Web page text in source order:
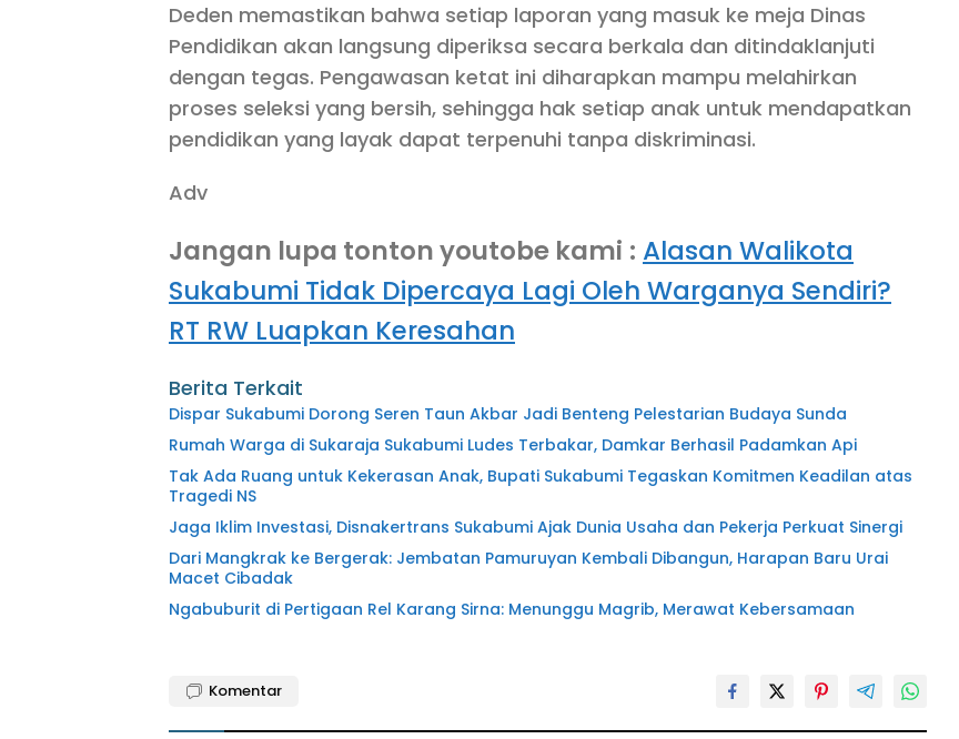
Deden memastikan bahwa setiap laporan yang masuk ke meja Dinas
Pendidikan akan langsung diperiksa secara berkala dan ditindaklanjuti
dengan tegas. Pengawasan ketat ini diharapkan mampu melahirkan
proses seleksi yang bersih, sehingga hak setiap anak untuk mendapatkan
pendidikan yang layak dapat terpenuhi tanpa diskriminasi.
Adv
Jangan lupa tonton youtobe kami : Alasan Walikota
Sukabumi Tidak Dipercaya Lagi Oleh Warganya Sendiri?
RT RW Luapkan Keresahan
Berita Terkait
Dispar Sukabumi Dorong Seren Taun Akbar Jadi Benteng Pelestarian Budaya Sunda
Rumah Warga di Sukaraja Sukabumi Ludes Terbakar, Damkar Berhasil Padamkan Api
Tak Ada Ruang untuk Kekerasan Anak, Bupati Sukabumi Tegaskan Komitmen Keadilan atas
Tragedi NS
Jaga Iklim Investasi, Disnakertrans Sukabumi Ajak Dunia Usaha dan Pekerja Perkuat Sinergi
Dari Mangkrak ke Bergerak: Jembatan Pamuruyan Kembali Dibangun, Harapan Baru Urai
Macet Cibadak
Ngabuburit di Pertigaan Rel Karang Sirna: Menunggu Magrib, Merawat Kebersamaan
Komentar